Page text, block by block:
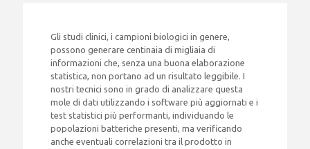
Gli studi clinici, i campioni biologici in genere,
possono generare centinaia di migliaia di
informazioni che, senza una buona elaborazione
statistica, non portano ad un risultato leggibile. I
nostri tecnici sono in grado di analizzare questa
mole di dati utilizzando i software più aggiornati e i
test statistici più performanti, individuando le
popolazioni batteriche presenti, ma verificando
anche eventuali correlazioni tra il prodotto in